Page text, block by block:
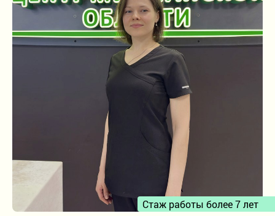
Детское отделение
Проверка зрения
Лазерная коррекция зрения
Рефракционная ленсэктомия
Витреоретинальная хирургия
Лечение кератоконуса
Стаж работы более 7 лет